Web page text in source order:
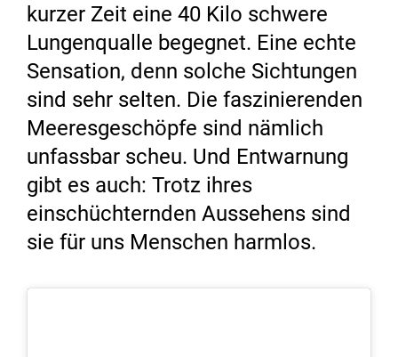
kurzer Zeit eine 40 Kilo schwere
Lungenqualle begegnet. Eine echte
Sensation, denn solche Sichtungen
sind sehr selten. Die faszinierenden
Meeresgeschöpfe sind nämlich
unfassbar scheu. Und Entwarnung
gibt es auch: Trotz ihres
einschüchternden Aussehens sind
sie für uns Menschen harmlos.